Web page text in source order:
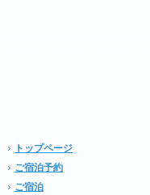
トップページ
ご宿泊予約
ご宿泊